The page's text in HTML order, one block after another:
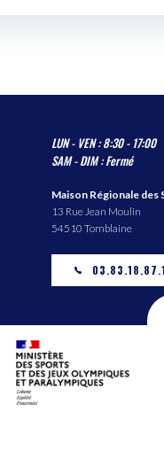
LUN - VEN : 8:30 - 17:00
SAM - DIM : Fermé
Maison Régionale des
13 Rue Jean Moulin
54510 Tomblaine